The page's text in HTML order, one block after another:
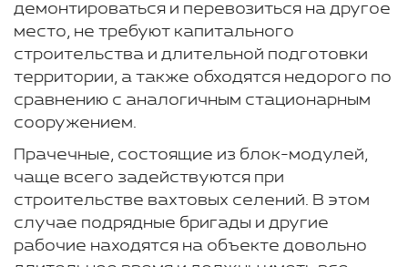
демонтироваться и перевозиться на другое
место, не требуют капитального
строительства и длительной подготовки
территории, а также обходятся недорого по
сравнению с аналогичным стационарным
сооружением.
Прачечные, состоящие из блок-модулей,
чаще всего задействуются при
строительстве вахтовых селений. В этом
случае подрядные бригады и другие
рабочие находятся на объекте довольно